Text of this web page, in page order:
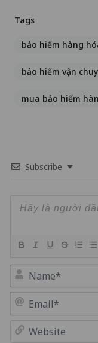
Tags
bảo hiểm hàng
bảo hiểm vận
mua bảo hiểm
Subscribe